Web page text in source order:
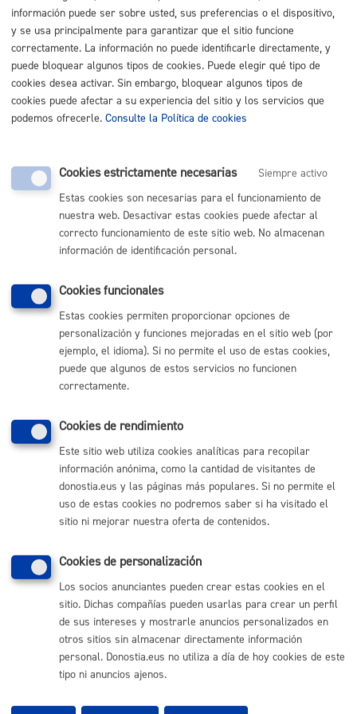
Listado completo de Trámites
Busco, tengo vivienda o local
Registro general: presentar alegaciones o recursos en un
expediente
* Online con certificado electrónico
PRESENCIAL
TELÉFONO
MÁQUINA
Comunícate con el Ayuntamiento de Donostia / San
Sebastián
(gratuito desde Donostia / San Sebastián)
Buzón de la ciudadanía
Informar de un error en la web
Enlaces útiles
Ofertas de empleo
Mapas - GeoDonostia
Sala de prensa
Mapa web
Otras páginas web corporativas
Donostia Kirola
Donostia Turismo
información puede ser sobre usted, sus preferencias o el dispositivo,
y se usa principalmente para garantizar que el sitio funcione
correctamente. La información no puede identificarle directamente, y
puede bloquear algunos tipos de cookies. Puede elegir qué tipo de
cookies desea activar. Sin embargo, bloquear algunos tipos de
cookies puede afectar a su experiencia del sitio y los servicios que
podemos ofrecerle. Consulte la Política de cookies
Cookies estrictamente necesarias
Siempre activo
Estas cookies son necesarias para el funcionamiento de
nuestra web. Desactivar estas cookies puede afectar al
correcto funcionamiento de este sitio web. No almacenan
información de identificación personal.
Cookies funcionales
Estas cookies permiten proporcionar opciones de
personalización y funciones mejoradas en el sitio web (por
ejemplo, el idioma). Si no permite el uso de estas cookies,
puede que algunos de estos servicios no funcionen
correctamente.
Cookies de rendimiento
Este sitio web utiliza cookies analíticas para recopilar
información anónima, como la cantidad de visitantes de
donostia.eus y las páginas más populares. Si no permite el
uso de estas cookies no podremos saber si ha visitado el
sitio ni mejorar nuestra oferta de contenidos.
Cookies de personalización
Los socios anunciantes pueden crear estas cookies en el
sitio. Dichas compañías pueden usarlas para crear un perfil
de sus intereses y mostrarle anuncios personalizados en
otros sitios sin almacenar directamente información
personal. Donostia.eus no utiliza a día de hoy cookies de este
tipo ni anuncios ajenos.